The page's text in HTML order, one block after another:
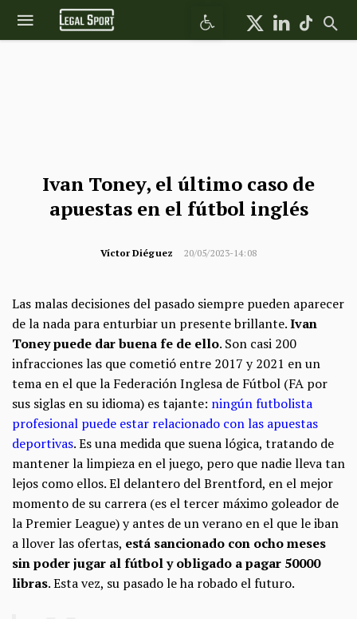
Abrir barra de herramientas
Ivan Toney, el último caso de
apuestas en el fútbol inglés
Víctor Diéguez 20/05/2023-14:08
Las malas decisiones del pasado siempre pueden aparecer
de la nada para enturbiar un presente brillante.Ivan
Toney puede dar buena fe de ello. Son casi 200
infracciones las que cometió entre 2017 y 2021 en un
tema en el que la Federación Inglesa de Fútbol (FA por
sus siglas en su idioma) es tajante: ningún futbolista
profesional puede estar relacionado con las apuestas
deportivas. Es una medida que suena lógica, tratando de
mantener la limpieza en el juego, pero que nadie lleva tan
lejos como ellos. El delantero del Brentford, en el mejor
momento de su carrera (es el tercer máximo goleador de
la Premier League) y antes de un verano en el que le iban
a llover las ofertas, está sancionado con ocho meses
sin poder jugar al fútbol y obligado a pagar 50000
libras. Esta vez, su pasado le ha robado el futuro.